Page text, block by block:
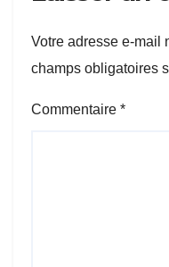
Votre adresse e-mail
champs obligatoires
Commentaire *